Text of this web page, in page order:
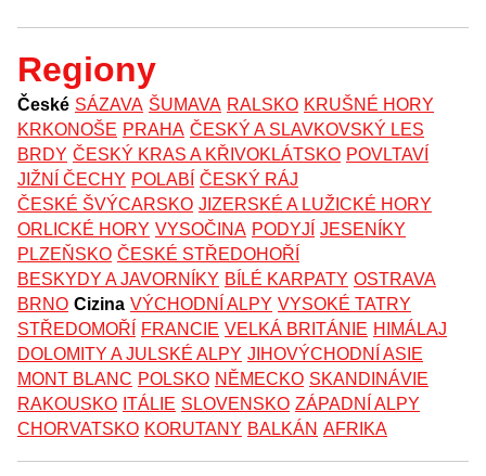
Regiony
České SÁZAVA ŠUMAVA RALSKO KRUŠNÉ HORY
KRKONOŠE PRAHA ČESKÝ A SLAVKOVSKÝ LES
BRDY ČESKÝ KRAS A KŘIVOKLÁTSKO POVLTAVÍ
JIŽNÍ ČECHY POLABÍ ČESKÝ RÁJ
ČESKÉ ŠVÝCARSKO JIZERSKÉ A LUŽICKÉ HORY
ORLICKÉ HORY VYSOČINA PODYJÍ JESENÍKY
PLZEŇSKO ČESKÉ STŘEDOHOŘÍ
BESKYDY A JAVORNÍKY BÍLÉ KARPATY OSTRAVA
BRNO Cizina VÝCHODNÍ ALPY VYSOKÉ TATRY
STŘEDOMOŘÍ
FRANCIE VELKÁ BRITÁNIE HIMÁLAJ
DOLOMITY A JULSKÉ ALPY JIHOVÝCHODNÍ ASIE
MONT BLANC POLSKO NĚMECKO SKANDINÁVIE
RAKOUSKO ITÁLIE SLOVENSKO ZÁPADNÍ ALPY
CHORVATSKO KORUTANY BALKÁN AFRIKA